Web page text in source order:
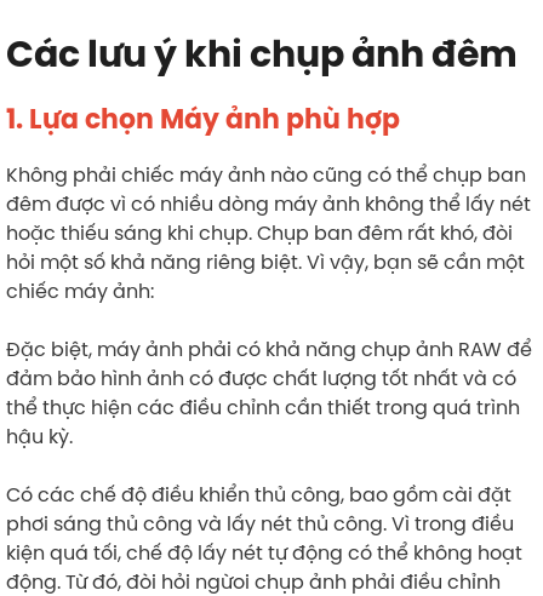
Các lưu ý khi chụp ảnh đêm
1. Lựa chọn Máy ảnh phù hợp
Không phải chiếc máy ảnh nào cũng có thể chụp ban
đêm được vì có nhiều dòng máy ảnh không thể lấy nét
hoặc thiếu sáng khi chụp. Chụp ban đêm rất khó, đòi
hỏi một số khả năng riêng biệt. Vì vậy, bạn sẽ cần một
chiếc máy ảnh:
Đặc biệt, máy ảnh phải có khả năng chụp ảnh RAW để
đảm bảo hình ảnh có được chất lượng tốt nhất và có
thể thực hiện các điều chỉnh cần thiết trong quá trình
hậu kỳ.
Có các chế độ điều khiển thủ công, bao gồm cài đặt
phơi sáng thủ công và lấy nét thủ công. Vì trong điều
kiện quá tối, chế độ lấy nét tự động có thể không hoạt
động. Từ đó, đòi hỏi ngừoi chụp ảnh phải điều chỉnh